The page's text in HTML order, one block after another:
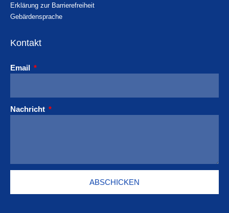
Erklärung zur Barrierefreiheit
Gebärdensprache
Kontakt
Email
Nachricht
ABSCHICKEN